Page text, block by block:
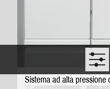
Sistema ad alta pressione